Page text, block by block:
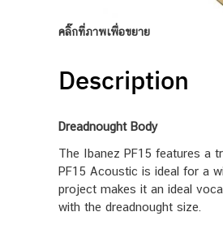
คลิ๊กที่ภาพเพื่อขยาย
Description
Dreadnought Body
The Ibanez PF15 features a
PF15 Acoustic is ideal for a
project makes it an ideal
with the dreadnought size.